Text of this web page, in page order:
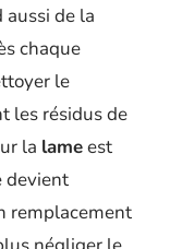
aussi de la
chaque
le
les résidus de
la lameest
devient
remplacement